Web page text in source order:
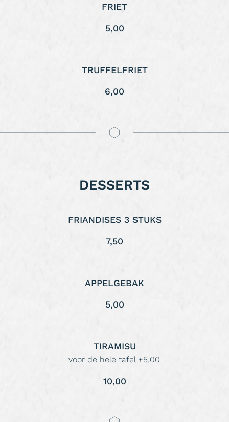
FRIET
5,00
TRUFFELFRIET
6,00
DESSERTS
FRIANDISES 3 STUKS
7,50
APPELGEBAK
5,00
TIRAMISU
voor de hele tafel +5,00
10,00